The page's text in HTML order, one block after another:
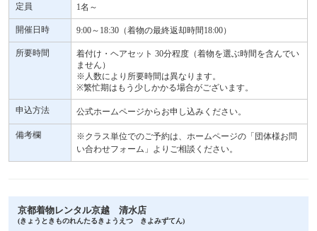
定員 1名～
開催日時 9:00～18:30（着物の最終返却時間18:00）
所要時間
着付け・ヘアセット 30分程度（着物を選ぶ時間を含んでい
ません）
※人数により所要時間は異なります。
※繁忙期はもう少しかかる場合がございます。
申込方法 公式ホームページからお申し込みください。
備考欄
※クラス単位でのご予約は、ホームページの「団体様お問
い合わせフォーム」よりご相談ください。
京都着物レンタル京越 清水店
(きょうときものれんたるきょうえつ きよみずてん)